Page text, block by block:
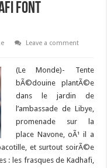
font
Leave a comment
(Le Monde)- Tente
bÃ©douine plantÃ©e
dans le jardin de
l’ambassade de Libye,
promenade sur la
place Navone, oÃ¹ il a
et surtout soirÃ©e
: les frasques de Kadhafi,